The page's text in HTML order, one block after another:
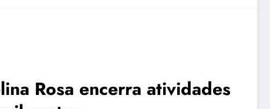
Rosa encerra atividades